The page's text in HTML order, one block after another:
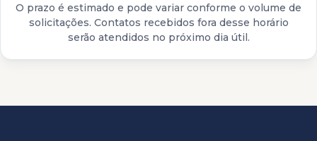
O prazo é estimado e pode variar conforme o volume de
solicitações. Contatos recebidos fora desse horário
serão atendidos no próximo dia útil.